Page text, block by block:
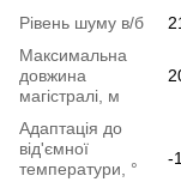
Рівень шуму в/б
Максимальна
довжина
магістралі, м
Адаптація до
від'ємної
температури, °
-